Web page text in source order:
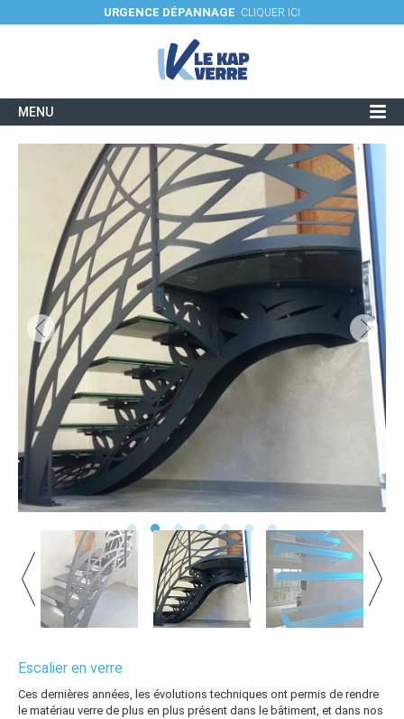
URGENCE DÉPANNAGE CLIQUER ICI
MENU
Verres et utilisations
Savoir-faire / Fiches techniques
Réalisations
Actualités
Contacter une agence
Escalier en verre
Ces dernières années, les évolutions techniques ont permis de rendre
le matériau verre de plus en plus présent dans le bâtiment, et dans nos